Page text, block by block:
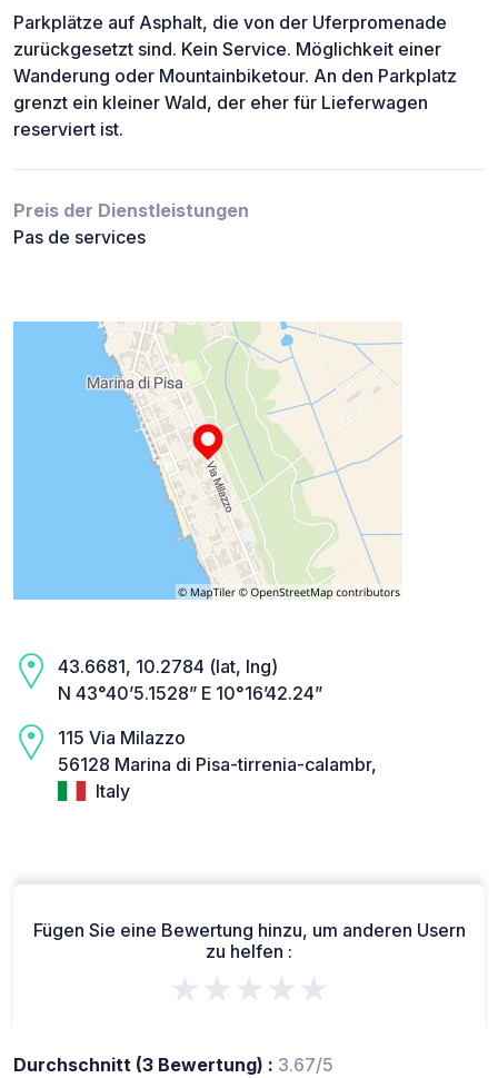
Parkplätze auf Asphalt, die von der Uferpromenade
zurückgesetzt sind. Kein Service. Möglichkeit einer
Wanderung oder Mountainbiketour. An den Parkplatz
grenzt ein kleiner Wald, der eher für Lieferwagen
reserviert ist.
Preis der Dienstleistungen
Pas de services
43.6681, 10.2784 (lat, lng)
N 43°40’5.1528” E 10°16’42.24”
115 Via Milazzo
56128 Marina di Pisa-tirrenia-calambr,
Italy
Fügen Sie eine Bewertung hinzu, um anderen Usern
zu helfen :
★★★★★
Durchschnitt (3 Bewertung) : 3.67/5